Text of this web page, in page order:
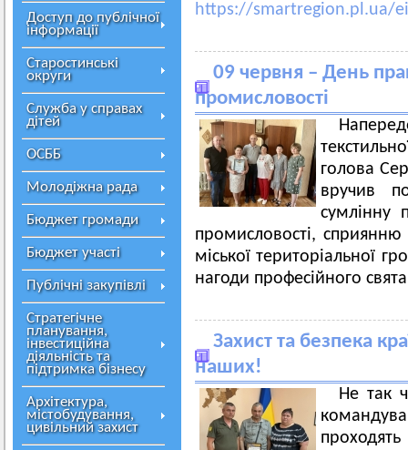
Доступ до публічної
інформації
Старостинські
округи
Служба у справах
дітей
ОСББ
Молодіжна рада
Бюджет громади
Бюджет участі
Публічні закупівлі
Стратегічне
планування,
інвестиційна
діяльність та
підтримка бізнесу
Архітектура,
містобудування,
цивільний захист
https://smartregion.pl.ua/ei
09 червня – День
промисловості
голова
вручив
сумлінну
промисловості, сприянню
міської територіальної
нагоди професійного
Захист та безпека
наших!
Не так